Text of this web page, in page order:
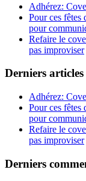
Adhérez:
Pour ces fêtes
pour
Refaire le
pas improviser
Derniers articles
Adhérez:
Pour ces fêtes
pour
Refaire le
pas improviser
Derniers